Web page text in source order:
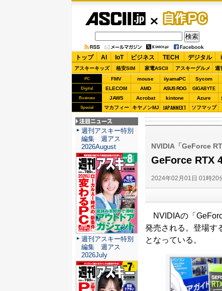
自作PC
トップ AI IoT ビジネス TECH デジタル
アスキーキッズ 格安SIM 家電ASCII アスキーグルメ 週
PC FMV mouse iiyamaPC Sycom
Digital ELECOM AMD ASUS ROG GIGABYTE
Business JAWS Acrobat kintone Azure
Special マカフィー キヤノンMJ JAPANNEXT ソフマップ
NVIDIA「GeForce
GeForce RTX
2024年02月01日 01時20
NVIDIAの「
発売される。登場す
となっている。
注目ニュース
週刊アスキー特別
編集 週アス
2026August
週刊アスキー特別
編集 週アス
2026July